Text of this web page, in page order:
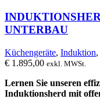
UNTERBAU
Küchengeräte, Induktion,
€ 1.895,00 exkl. MWSt.
Lernen Sie unseren
Induktionsherd mit